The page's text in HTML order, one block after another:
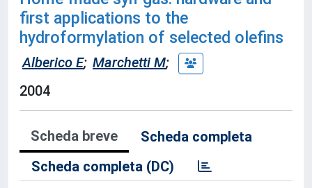
first applications to the
hydroformylation of selected olefins
Alberico E; Marchetti M;
2004
Scheda breve
Scheda completa
Scheda completa (DC)